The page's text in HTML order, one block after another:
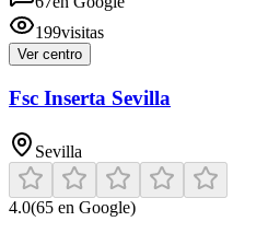
199visitas
Ver centro
Fsc Inserta Sevilla
Sevilla
4.0(65 en Google)